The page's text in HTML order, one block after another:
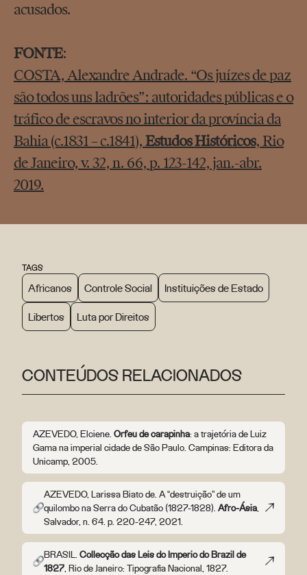
acusados.
FONTE:
COSTA, Alexandre Andrade. “Os juízes de paz
são todos uns ladrões”: autoridades públicas e o
tráfico de escravos no interior da província da
Bahia (c.1831 – c.1841),Estudos Históricos, Rio
de Janeiro, v. 32, n. 66, p. 123-142, jan.-abr.
2019.
TAGS
Africanos Controle Social Instituições de Estado
Libertos Luta por Direitos
CONTEÚDOS RELACIONADOS
AZEVEDO, Elciene. Orfeu de carapinha: a trajetória de Luiz
Gama na imperial cidade de São Paulo. Campinas: Editora da
Unicamp, 2005.
AZEVEDO, Larissa Biato de. A “destruição” de um
quilombo na Serra do Cubatão (1827-1828). Afro-Ásia,
Salvador, n. 64. p. 220-247, 2021.
BRASIL. Collecção das Leis do Imperio do Brazil de
1827, Rio de Janeiro: Tipografia Nacional, 1827.